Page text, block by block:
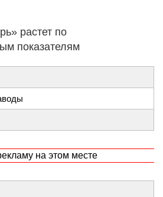
растет по
показателям
на этом месте